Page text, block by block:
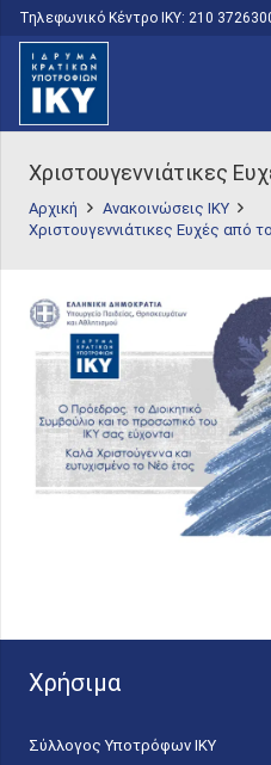
Τηλεφωνικό Κέντρο IKY: 210
Χριστουγεννιάτικες
Αρχική
Ανακοινώσεις ΙΚΥ
Χριστουγεννιάτικες Ευχές από
Χρήσιμα
Σύλλογος Υποτρόφων ΙΚΥ